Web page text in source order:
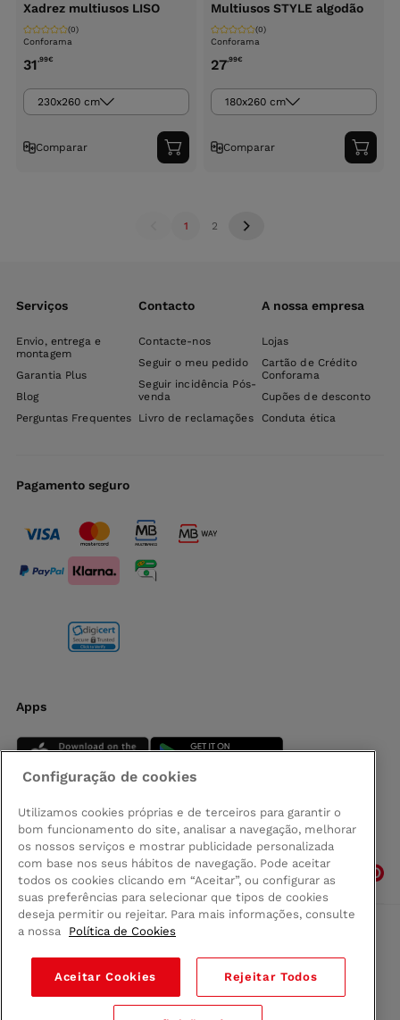
Xadrez multiusos LISO
Conforama
(0)
31,99€
230x260 cm
Comparar
Adicionar
ao
Multiusos STYLE algodão
Conforama
(0)
27,99€
180x260 cm
Comparar
ao
1 2
Serviços
Envio, entrega e
montagem
Garantia Plus
Blog
Perguntas Frequentes
Contacto
Contacte-nos
Seguir o meu pedido
Seguir incidência Pós-
venda
Livro de reclamações
A nossa empresa
Lojas
Cartão de Crédito
Conforama
Cupões de desconto
Conduta ética
Pagamento seguro
Apps
Siga-nos
Comprar na Madeira
Política de privacidad
Termos e Condições
Configuração de cookies
Utilizamos cookies próprias e de terceiros para garantir o
bom funcionamento do site, analisar a navegação, melhorar
os nossos serviços e mostrar publicidade personalizada
com base nos seus hábitos de navegação. Pode aceitar
todos os cookies clicando em “Aceitar”, ou configurar as
suas preferências para selecionar que tipos de cookies
deseja permitir ou rejeitar. Para mais informações, consulte
a nossa
Política de Cookies
Aceitar Cookies Rejeitar Todos